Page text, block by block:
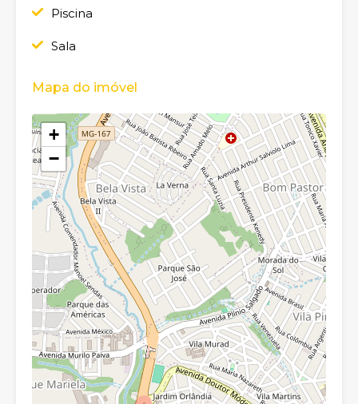
Piscina
Sala
Mapa do imóvel
+
−